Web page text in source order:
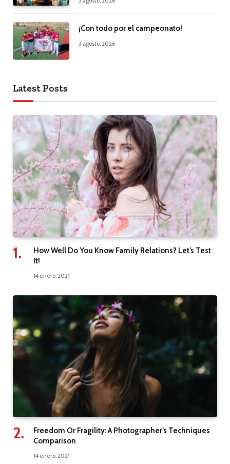
¡Con todo por el campeonato!
3 agosto, 2026
Latest Posts
How Well Do You Know Family Relations? Let’s Test
It!
14 enero, 2021
Freedom Or Fragility: A Photographer’s Techniques
Comparison
14 enero, 2021